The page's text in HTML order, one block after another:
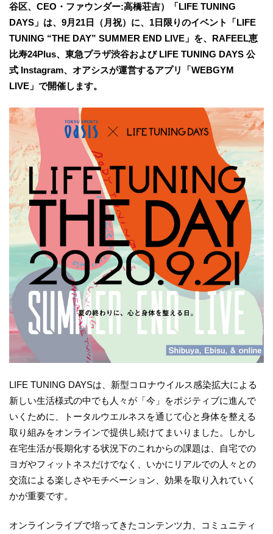
谷区、CEO・ファウンダー:高橋荘吉）「LIFE TUNING
DAYS」は、9月21日（月祝）に、1日限りのイベント「LIFE
TUNING “THE DAY” SUMMER END LIVE」を、RAFEEL恵
比寿24Plus、東急プラザ渋谷および LIFE TUNING DAYS 公
式 Instagram、オアシスが運営するアプリ「WEBGYM
LIVE」で開催します。
LIFE TUNING DAYSは、新型コロナウイルス感染拡大による
新しい生活様式の中でも人々が「今」をポジティブに進んで
いくために、トータルウエルネスを通じて心と身体を整える
取り組みをオンラインで提供し続けてまいりました。しかし
在宅生活が長期化する状況下のこれからの課題は、自宅での
ヨガやフィットネスだけでなく、いかにリアルでの人々との
交流による楽しさやモチベーション、効果を取り入れていく
かが重要です。
オンラインライブで培ってきたコンテンツ力、コミュニティ